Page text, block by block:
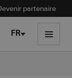
partenaire
FR